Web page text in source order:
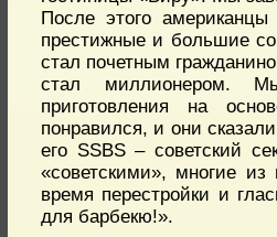
После этого
престижные и большие
стал почетным
стал миллионером.
приготовления на
понравился, и они
его SSBS – советский
«советскими», многие
время перестройки и
для барбекю!».